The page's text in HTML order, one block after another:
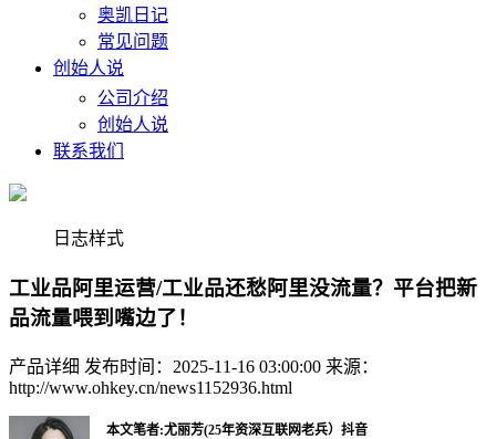
奥凯日记
常见问题
创始人说
公司介绍
创始人说
联系我们
日志样式
工业品阿里运营/工业品还愁阿里没流量？平台把新
品流量喂到嘴边了！
产品详细 发布时间：2025-11-16 03:00:00 来源：
http://www.ohkey.cn/news1152936.html
本文笔者:尤丽芳(25年资深互联网老兵）抖音